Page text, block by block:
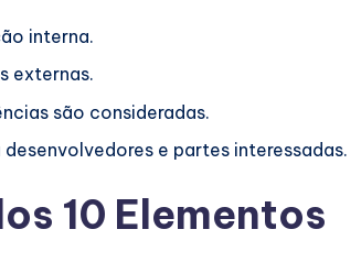
interna.
externas.
são consideradas.
e partes interessadas.
10 Elementos